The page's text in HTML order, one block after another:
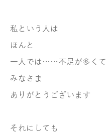
私という人は
ほんと
一人では……不足が多くて
みなさま
ありがとうございます
それにしても